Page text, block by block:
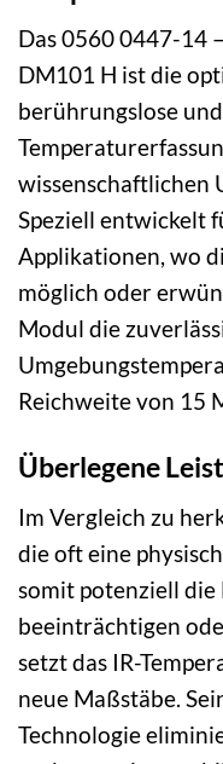
Das 0560 0447-14
DM101 H ist die
berührungslose
wissenschaftlichen
Speziell entwickelt
Applikationen, wo
möglich oder
Modul die
Reichweite von 15
Überlegene
Im Vergleich zu
die oft eine
somit potenziell die
beeinträchtigen
setzt das IR-
neue Maßstäbe.
Technologie